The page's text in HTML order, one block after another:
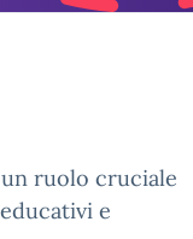
ruolo cruciale
e